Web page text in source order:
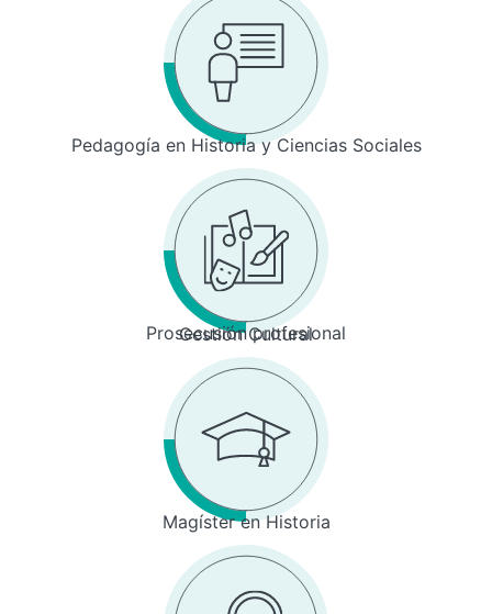
Pedagogía en Historia y Ciencias Sociales
Prosecusión profesional
Gestión Cultural
Magíster en Historia